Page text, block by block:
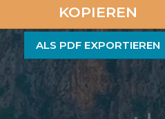
KOPIEREN
ALS PDF EXPORTIEREN